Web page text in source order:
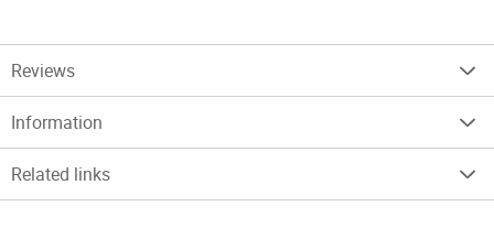
Reviews
Information
Related links